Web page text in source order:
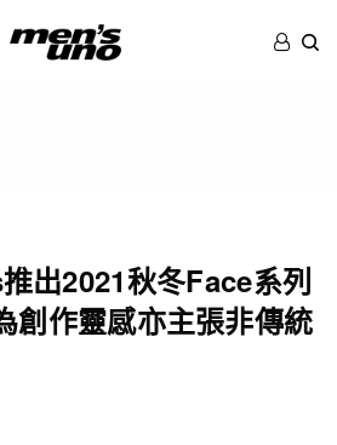
出2021秋冬Face系列
創作靈感亦主張非傳統